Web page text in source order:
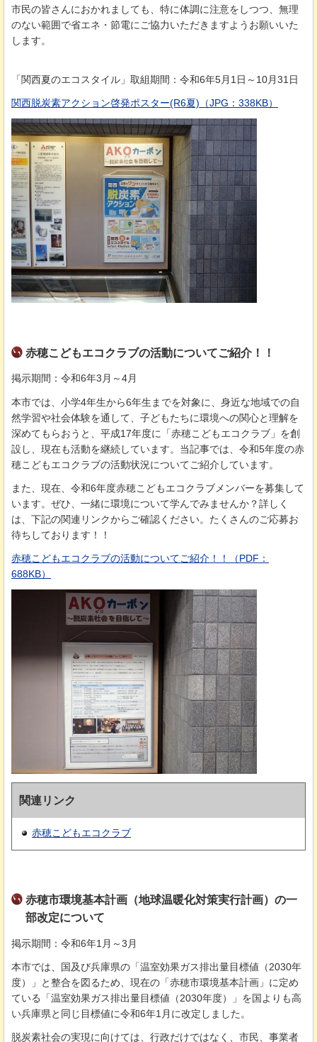
市民の皆さんにおかれましても、特に体調に注意をしつつ、無理
のない範囲で省エネ・節電にご協力いただきますようお願いいた
します。
「関西夏のエコスタイル」取組期間：令和6年5月1日～10月31日
関西脱炭素アクション啓発ポスター(R6夏)（JPG：338KB）
赤穂こどもエコクラブの活動についてご紹介！！
掲示期間：令和6年3月～4月
本市では、小学4年生から6年生までを対象に、身近な地域での自
然学習や社会体験を通して、子どもたちに環境への関心と理解を
深めてもらおうと、平成17年度に「赤穂こどもエコクラブ」を創
設し、現在も活動を継続しています。当記事では、令和5年度の赤
穂こどもエコクラブの活動状況についてご紹介しています。
また、現在、令和6年度赤穂こどもエコクラブメンバーを募集して
います。ぜひ、一緒に環境について学んでみませんか？詳しく
は、下記の関連リンクからご確認ください。たくさんのご応募お
待ちしております！！
赤穂こどもエコクラブの活動についてご紹介！！（PDF：
688KB）
関連リンク
赤穂こどもエコクラブ
赤穂市環境基本計画（地球温暖化対策実行計画）の一
部改定について
掲示期間：令和6年1月～3月
本市では、国及び兵庫県の「温室効果ガス排出量目標値（2030年
度）」と整合を図るため、現在の「赤穂市環境基本計画」に定め
ている「温室効果ガス排出量目標値（2030年度）」を国よりも高
い兵庫県と同じ目標値に令和6年1月に改定しました。
脱炭素社会の実現に向けては、行政だけではなく、市民、事業者